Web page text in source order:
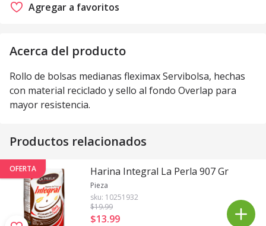
Agregar a favoritos
Acerca del producto
Rollo de bolsas medianas fleximax Servibolsa, hechas
con material reciclado y sello al fondo Overlap para
mayor resistencia.
Productos relacionados
OFERTA Harina Integral La Perla 907 Gr
Pieza
sku: 10251932
$19.99
$13.99